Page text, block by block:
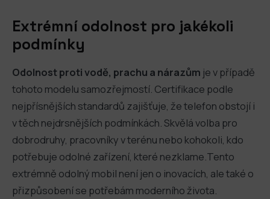
Extrémní odolnost pro jakékoli
podmínky
Odolnost proti vodě, prachu a nárazům je v případě
tohoto modelu samozřejmostí. Certifikace podle
nejpřísnějších standardů zajišťuje, že telefon obstojí i
v těch nejdrsnějších podmínkách. Skvělá volba pro
dobrodruhy, pracovníky v terénu nebo kohokoli, kdo
potřebuje odolné zařízení, které nezklame.Tento
extrémně odolný mobil není jen o inovacích, ale také o
přizpůsobení se potřebám moderního života.